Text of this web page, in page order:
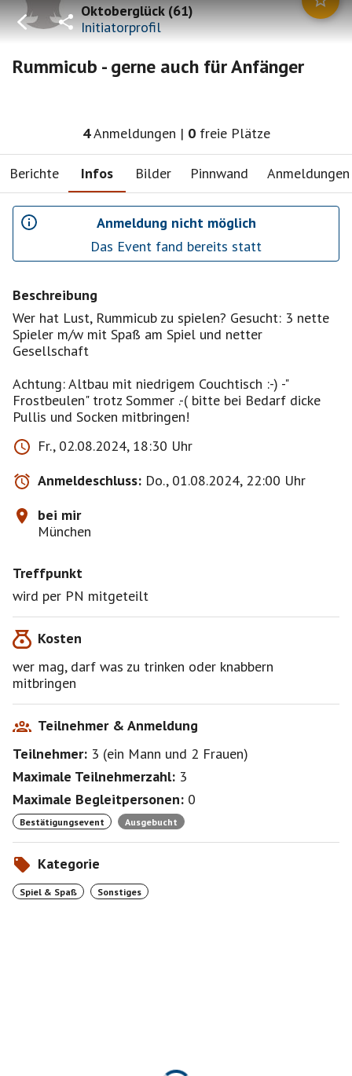
Oktoberglück(61)
Initiatorprofil
Rummicub - gerne auch für Anfänger
4Anmeldungen | 0 freie Plätze
Berichte Infos Bilder Pinnwand Anmeldungen
Anmeldung nicht möglich
Das Event fand bereits statt
Beschreibung
Wer hat Lust, Rummicub zu spielen? Gesucht: 3 nette
Spieler m/w mit Spaß am Spiel und netter
Gesellschaft
Achtung: Altbau mit niedrigem Couchtisch :-) -"
Frostbeulen" trotz Sommer .-( bitte bei Bedarf dicke
Fr., 02.08.2024, 18:30 Uhr
Anmeldeschluss: Do., 01.08.2024, 22:00 Uhr
bei mir
München
Treffpunkt
wird per PN mitgeteilt
Kosten
wer mag, darf was zu trinken oder knabbern
mitbringen
Teilnehmer & Anmeldung
Teilnehmer: 3 (ein Mann und 2 Frauen)
Maximale Teilnehmerzahl: 3
Maximale Begleitpersonen: 0
Bestätigungsevent Ausgebucht
Kategorie
Spiel & Spaß Sonstiges